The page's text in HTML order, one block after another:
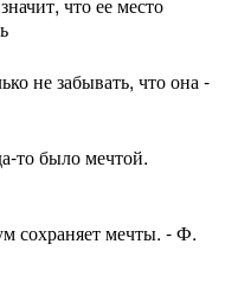
не забывать, что она -
то было мечтой.
сохраняет мечты. - Ф.